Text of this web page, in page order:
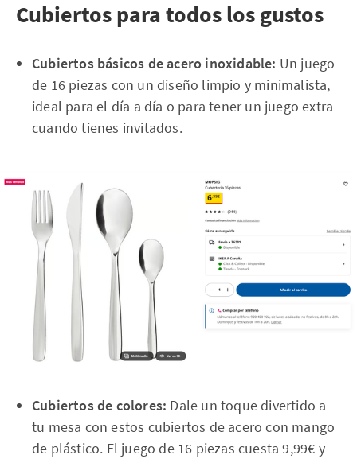
Cubiertos para todos los gustos
Cubiertos básicos de acero inoxidable: Un juego
de 16 piezas con un diseño limpio y minimalista,
ideal para el día a día o para tener un juego extra
cuando tienes invitados.
Cubiertos de colores: Dale un toque divertido a
tu mesa con estos cubiertos de acero con mango
de plástico. El juego de 16 piezas cuesta 9,99€ y